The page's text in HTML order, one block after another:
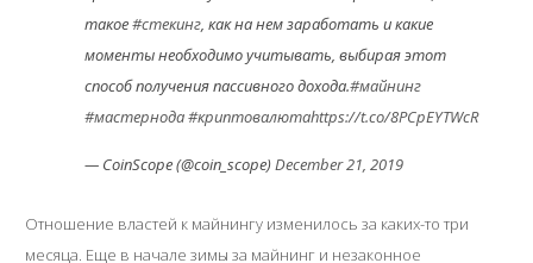
такое#стекинг, как на нем заработать и какие
моменты необходимо учитывать, выбирая этот
способ получения пассивного дохода.#майнинг
#мастернода#криптовалютаhttps://t.co/8PCpEYTWcR
— CoinScope (@coin_scope)December 21, 2019
Отношение властей к майнингу изменилось за каких-то три
месяца. Еще в начале зимы за майнинг и незаконное